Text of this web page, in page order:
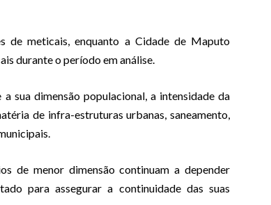
de meticais, enquanto a Cidade de Maputo
durante o período em análise.
sua dimensão populacional, a intensidade da
de infra-estruturas urbanas, saneamento,
de menor dimensão continuam a depender
para assegurar a continuidade das suas